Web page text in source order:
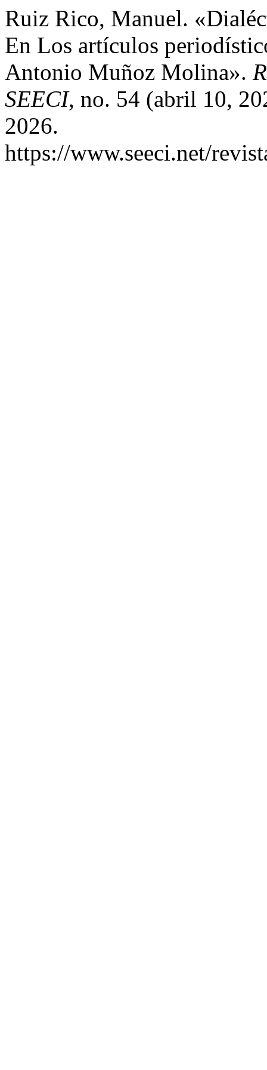
Ruiz Rico, Manuel.
En Los artículos
Antonio Muñoz Molina».
SEECI, no. 54 (abril 10,
2026.
https://www.seeci.net/